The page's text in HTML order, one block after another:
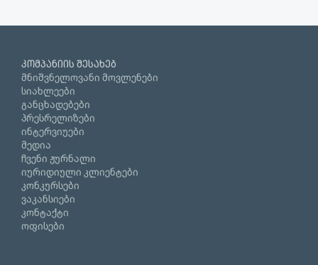
კომპანიის შესახებ
მნიშვნელოვანი მოვლენები
სიახლეები
განცხადებები
პრესრელიზები
ინტერვიუები
მედია
ჩვენი ჟურნალი
იურიდიული კლიენტები
კონკურსები
ვაკანსიები
კონტაქტი
ოფისები